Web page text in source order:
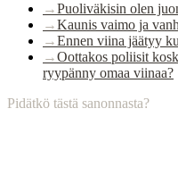
→Puoliväkisin olen
→Kaunis vaimo ja
→Ennen viina jäätyy
→Oottakos poliisit
ryypänny omaa viinaa?
Pidätkö tästä sanonnasta?